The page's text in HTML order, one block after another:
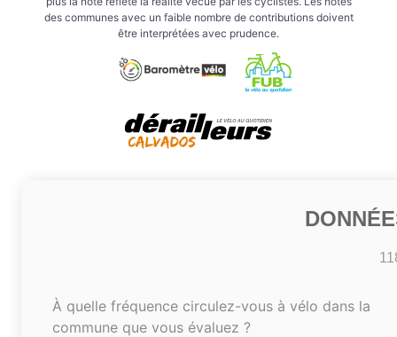
des communes avec un faible nombre de contributions doivent
être interprétées avec prudence.
À quelle fréquence circulez-vous à vélo dans la
commune que vous évaluez ?